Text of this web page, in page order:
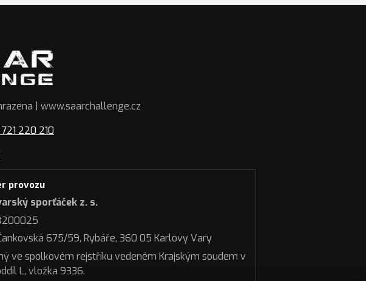
| www.saarchallenge.cz
220 210
provozu
sporťáček z. s.
675/59, Rybáře, 360 05 Karlovy Vary
ve spolkovém rejstříku vedeném Krajským soudem v
L, vložka 9336.